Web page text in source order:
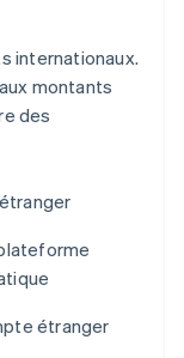
internationaux.
montants
des
étranger